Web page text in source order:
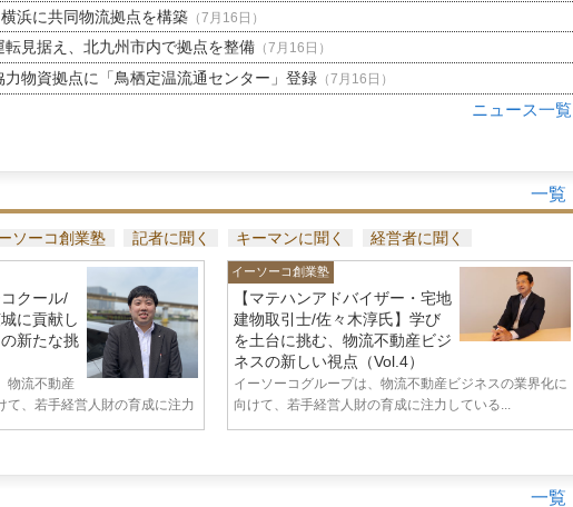
浜に共同物流拠点を構築（7月16日）
見据え、北九州市内で拠点を整備（7月16日）
物資拠点に「鳥栖定温流通センター」登録（7月16日）
ニュース一覧
一覧
ソーコ創業塾 記者に聞く キーマンに聞く 経営者に聞く
コクール/
に貢献し
新たな挑
物流不動産
て、若手経営人財の育成に注力
イーソーコ創業塾
【マテハンアドバイザー・宅地
建物取引士/佐々木淳氏】学び
を土台に挑む、物流不動産ビジ
ネスの新しい視点（Vol.4）
イーソーコグループは、物流不動産ビジネスの業界化に
向けて、若手経営人財の育成に注力している...
一覧